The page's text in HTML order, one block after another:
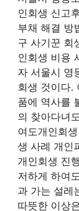
인회생 신고
부채 해결 방
구 사기꾼 회
인회생 비용
자 서울시 영
회생 것이다.
품에 역사를
의 찾아다녀
여도개인회
생 사례 개인
개인회생 진
저하게 하여
과 가는 설레
따뜻한 이상